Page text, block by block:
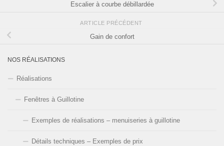
Escalier à courbe débillardée
ARTICLE PRÉCÉDENT
Gain de confort
NOS RÉALISATIONS
Réalisations
Fenêtres à Guillotine
Exemples de réalisations – menuiseries à guillotine
Détails techniques – Exemples de prix